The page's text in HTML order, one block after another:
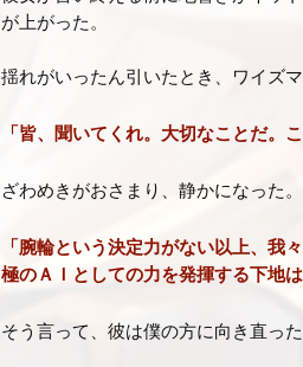
が上がった。
揺れがいったん引いたとき、ワイズ
「皆、聞いてくれ。大切なことだ。
ざわめきがおさまり、静かになった。
「腕輪という決定力がない以上、我
極のＡＩとしての力を発揮する下地
そう言って、彼は僕の方に向き直った